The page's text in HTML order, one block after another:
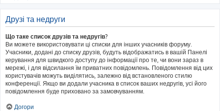
Друзі та недруги
Що таке список друзів та недругів?
Ви можете використовувати ці списки для інших учасників форуму.
Учасники, додані до списку друзів, будуть відображатись в вашій Панелі
керування для швидкого доступу до інформації про те, чи вони зараз в
мережі, і для відсилання їм приватних повідомлень. Повідомлення від цих
користувачів можуть виділятись, залежно від встановленого стилю
конференції. Якщо ви додали учасника в список ваших недругів, усі його
повідомлення буде приховано за замовчуванням.
Догори